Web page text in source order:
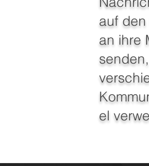
auf
an ihre
el